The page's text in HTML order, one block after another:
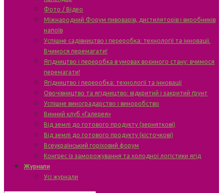
Фото / Відео
Міжнародний Форум пивоварів, дистиляторів і виробників
напоїв
Успішне садівництво і переробка: технології та інновації.
Вчимося перемагати!
Ягідництво і переробка в умовах воєнного стану: вчимося
перемагати!
Ягідництво і переробка: технології та інновації
Овочівництво та ягідництво: відкритий і закритий ґрунт
Успішне виноградарство і виноробство
Винний клуб «Галерея»
Від землі до готового продукту (зерняткові)
Від землі до готового продукту (кісточкові)
Всеукраїнський горіховий форум
Конгрес із заморожування та холодної логістики ягід
Журнали
Усі журнали